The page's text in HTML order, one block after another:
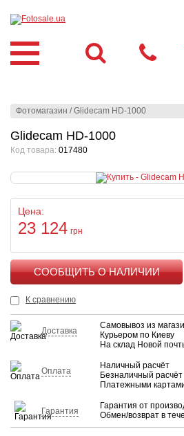
Фотомагазин /Glidecam HD-1000
Glidecam HD-1000
Код товара: 017480
Цена:
23 124 грн
К сравнению
Доставка
Самовывоз из
Курьером по Киеву
На склад Новой
Оплата
Наличный расчёт
Безналичный расчёт
Платежными
Гарантия
Гарантия от
Обмен/возврат в